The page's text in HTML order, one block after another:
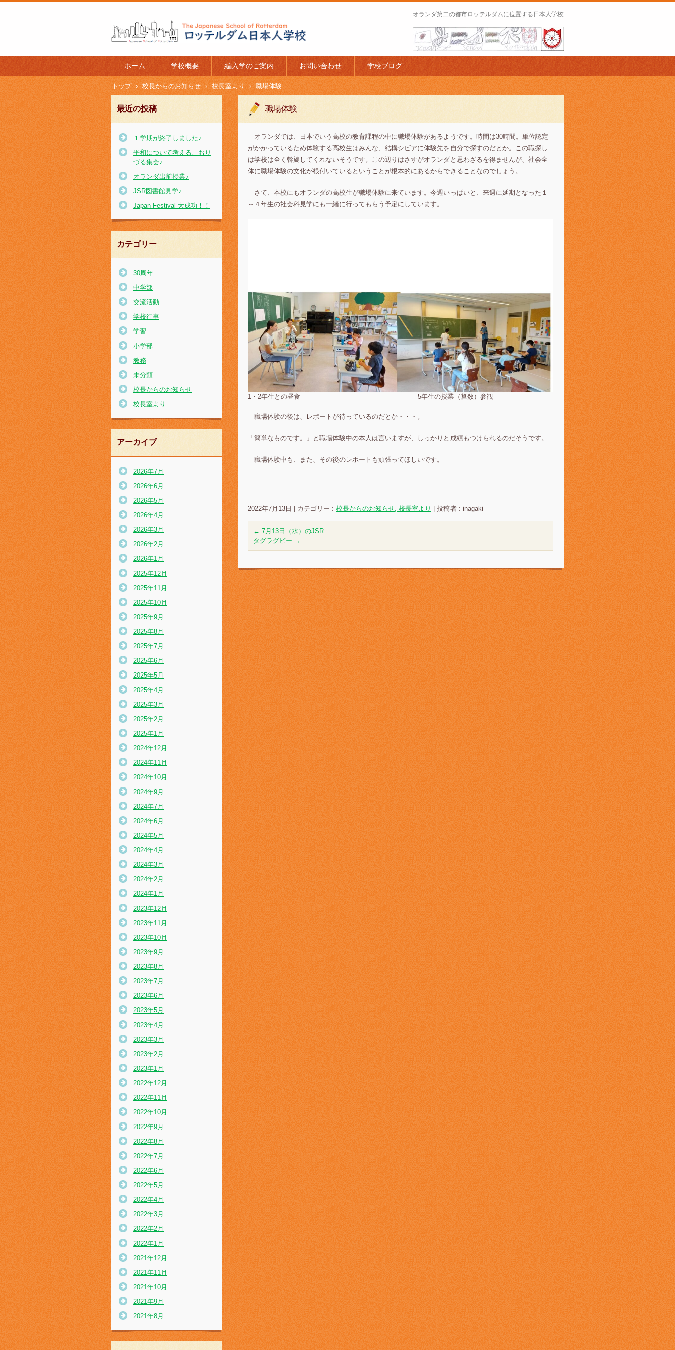
l of Rotterdam
オランダ第二の都市ロッテルダムに位置する日本人学校
ホーム 学校概要 編入学のご案内 お問い合わせ 学校ブログ
トップ › 校長からのお知らせ › 校長室より › 職場体験
職場体験
オランダでは、日本でいう高校の教育課程の中に職場体験があるようです。時間は30時間。単位認定
がかかっているため体験する高校生はみんな、結構シビアに体験先を自分で探すのだとか。この職探し
は学校は全く斡旋してくれないそうです。この辺りはさすがオランダと思わざるを得ませんが、社会全
体に職場体験の文化が根付いているということが根本的にあるからできることなのでしょう。
さて、本校にもオランダの高校生が職場体験に来ています。今週いっぱいと、来週に延期となった１
～４年生の社会科見学にも一緒に行ってもらう予定にしています。
1・2年生との昼食 5年生の授業（算数）参観
職場体験の後は、レポートが待っているのだとか・・・。
「簡単なものです。」と職場体験中の本人は言いますが、しっかりと成績もつけられるのだそうです。
職場体験中も、また、その後のレポートも頑張ってほしいです。
2022年7月13日 カテゴリー : 校長からのお知らせ, 校長室より 投稿者 : inagaki
← 7月13日（水）のJSR
タグラグビー →
最近の投稿
１学期が終了しました♪
平和について考える、おり
づる集会♪
オランダ出前授業♪
JSR図書館見学♪
Japan Festival 大成功！！
カテゴリー
30周年
中学部
交流活動
学校行事
学習
小学部
教務
未分類
校長からのお知らせ
校長室より
アーカイブ
2026年7月
2026年6月
2026年5月
2026年4月
2026年3月
2026年2月
2026年1月
2025年12月
2025年11月
2025年10月
2025年9月
2025年8月
2025年7月
2025年6月
2025年5月
2025年4月
2025年3月
2025年2月
2025年1月
2024年12月
2024年11月
2024年10月
2024年9月
2024年7月
2024年6月
2024年5月
2024年4月
2024年3月
2024年2月
2024年1月
2023年12月
2023年11月
2023年10月
2023年9月
2023年8月
2023年7月
2023年6月
2023年5月
2023年4月
2023年3月
2023年2月
2023年1月
2022年12月
2022年11月
2022年10月
2022年9月
2022年8月
2022年7月
2022年6月
2022年5月
2022年4月
2022年3月
2022年2月
2022年1月
2021年12月
2021年11月
2021年10月
2021年9月
2021年8月